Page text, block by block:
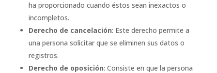
ha proporcionado cuando éstos sean inexactos o
incompletos.
Derecho de cancelación: Este derecho permite a
una persona solicitar que se eliminen sus datos o
registros.
Derecho de oposición: Consiste en que la persona